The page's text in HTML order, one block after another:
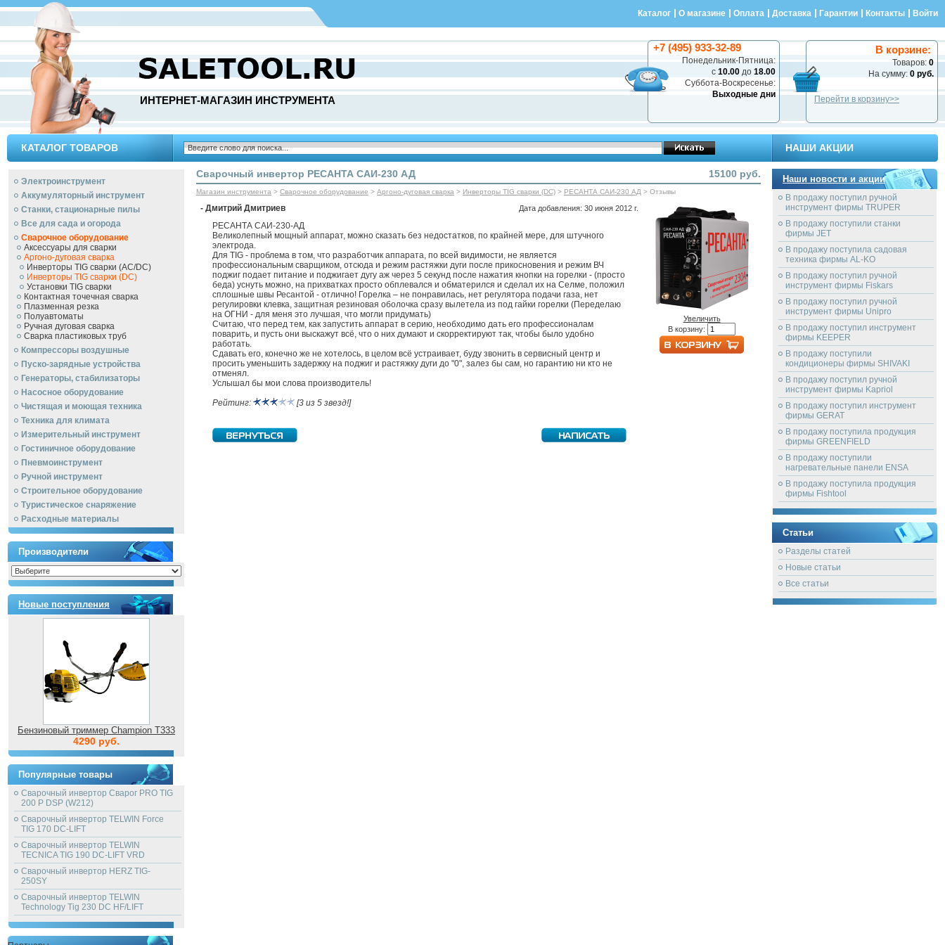
Каталог О магазине Оплата Доставка Гарантии Контакты Войти
ИНТЕРНЕТ-МАГАЗИН ИНСТРУМЕНТА
В корзине:
Товаров: 0
На сумму: 0 руб.
Перейти в корзину>>
+7 (495) 933-32-89
Понедельник-Пятница:
с 10.00 до 18.00
Суббота-Воскресенье:
Выходные дни
КАТАЛОГ ТОВАРОВ НАШИ АКЦИИ
Электроинструмент
Аккумуляторный инструмент
Станки, стационарные пилы
Все для сада и огорода
Сварочное оборудование
Аксессуары для сварки
Аргоно-дуговая сварка
Инверторы TIG сварки (AC/DC)
Инверторы TIG сварки (DC)
Установки TIG сварки
Контактная точечная сварка
Плазменная резка
Полуавтоматы
Ручная дуговая сварка
Сварка пластиковых труб
Компрессоры воздушные
Пуско-зарядные устройства
Генераторы, стабилизаторы
Насосное оборудование
Чистящая и моющая техника
Техника для климата
Измерительный инструмент
Гостиничное оборудование
Пневмоинструмент
Ручной инcтрумент
Строительное оборудование
Туристическое снаряжение
Расходные материалы
Производители
Новые поступления
Бензиновый триммер Champion T333
4290 руб.
Популярные товары
Сварочный инвертор Сварог PRO TIG
200 P DSP (W212)
Сварочный инвертор TELWIN Force
TIG 170 DC-LIFT
Сварочный инвертор TELWIN
TECNICA TIG 190 DC-LIFT VRD
Сварочный инвертор HERZ TIG-
250SY
Сварочный инвертор TELWIN
Technology Tig 230 DC HF/LIFT
Сварочный инвертор РЕСАНТА САИ-230 АД 15100 руб.
Магазин инструмента > Сварочное оборудование > Аргоно-дуговая сварка > Инверторы TIG сварки (DC) > РЕСАНТА САИ-230 АД > Отзывы
- Дмитрий Дмитриев Дата добавления: 30 июня 2012 г.
РЕСАНТА САИ-230-АД
Великолепный мощный аппарат, можно сказать без недостатков, по крайней мере, для штучного
электрода.
Для TIG - проблема в том, что разработчик аппарата, по всей видимости, не является
профессиональным сварщиком, отсюда и режим растяжки дуги после прикосновения и режим ВЧ
поджиг подает питание и поджигает дугу аж через 5 секунд после нажатия кнопки на горелки - (просто
беда) уснуть можно, на прихватках просто обплевался и обматерился и сделал их на Селме, положил
сплошные швы Ресантой - отлично! Горелка – не понравилась, нет регулятора подачи газа, нет
регулировки клевка, защитная резиновая оболочка сразу вылетела из под гайки горелки (Переделаю
на ОГНИ - для меня это лучшая, что могли придумать)
Считаю, что перед тем, как запустить аппарат в серию, необходимо дать его профессионалам
поварить, и пусть они выскажут всё, что о них думают и скорректируют так, чтобы было удобно
работать.
Сдавать его, конечно же не хотелось, в целом всё устраивает, буду звонить в сервисный центр и
просить уменьшить задержку на поджиг и растяжку дуги до "0", залез бы сам, но гарантию ни кто не
отменял.
Услышал бы мои слова производитель!
Рейтинг:
[3 из 5 звезд!]
Увеличить
В корзину:
Наши новости и акции
В продажу поступил ручной
инструмент фирмы TRUPER
В продажу поступили станки
фирмы JET
В продажу поступила садовая
техника фирмы AL-KO
В продажу поступил ручной
инструмент фирмы Fiskars
В продажу поступил ручной
инструмент фирмы Unipro
В продажу поступил инструмент
фирмы KEEPER
В продажу поступили
кондиционеры фирмы SHIVAKI
В продажу поступил ручной
инструмент фирмы Kapriol
В продажу поступил инструмент
фирмы GERAT
В продажу поступила продукция
фирмы GREENFIELD
В продажу поступили
нагревательные панели ENSA
В продажу поступила продукция
фирмы Fishtool
Статьи
Разделы статей
Новые статьи
Все статьи